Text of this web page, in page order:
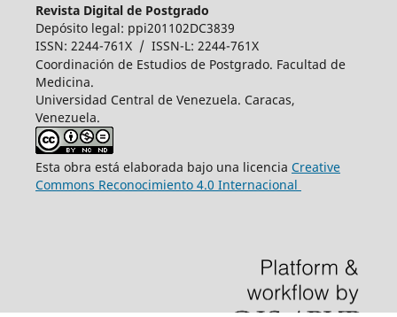
Revista Digital de Postgrado
Depósito legal: ppi201102DC3839
ISSN: 2244-761X / ISSN-L: 2244-761X
Coordinación de Estudios de Postgrado. Facultad de
Medicina.
Universidad Central de Venezuela. Caracas,
Venezuela.
Esta obra está elaborada bajo una licencia Creative
Commons Reconocimiento 4.0 Internacional